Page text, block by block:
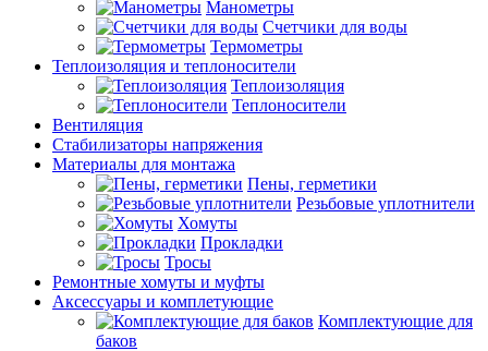
Манометры
Счетчики для воды
Термометры
Теплоизоляция и теплоносители
Теплоизоляция
Теплоносители
Вентиляция
Стабилизаторы напряжения
Материалы для монтажа
Пены, герметики
Резьбовые уплотнители
Хомуты
Прокладки
Тросы
Ремонтные хомуты и муфты
Аксессуары и комплетующие
Комплектующие для
баков